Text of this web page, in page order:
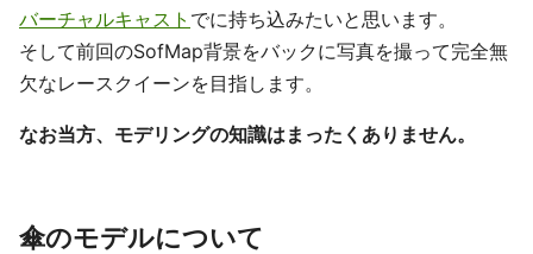
バーチャルキャスト でに持ち込みたいと思います。
そして前回のSofMap背景をバックに写真を撮って完全無
欠なレースクイーンを目指します。
なお当方、モデリングの知識はまったくありません。
傘のモデルについて